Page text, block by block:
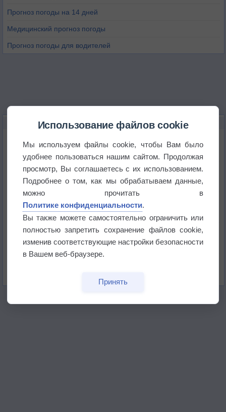
Прогноз погоды на 14 дней
Медицинский прогноз погоды
Прогноз погоды для водителей
НОВОЕ О ПОГОДЕ
Космическая погода влияет на транспорт
Приложение построит маршрут через тень
Атмосфера начала замерзать
В Приморье обнаружены морские волны тепла
Использование файлов cookie
Мы используем файлы cookie, чтобы Вам было
удобнее пользоваться нашим сайтом. Продолжая
просмотр, Вы соглашаетесь с их использованием.
Подробнее о том, как мы обрабатываем данные,
можно прочитать в
Политике конфиденциальности.
Вы также можете самостоятельно ограничить или
полностью запретить сохранение файлов cookie,
изменив соответствующие настройки безопасности
в Вашем веб-браузере.
Принять